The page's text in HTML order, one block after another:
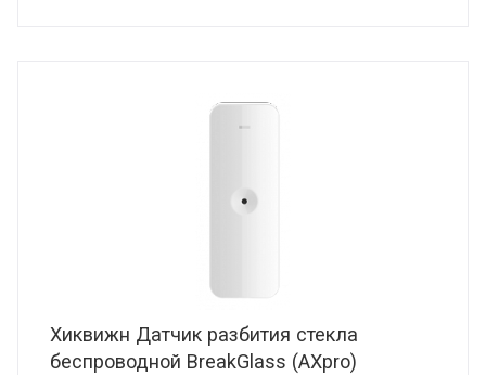
Хиквижн Датчик разбития стекла
беспроводной BreakGlass (AXpro)